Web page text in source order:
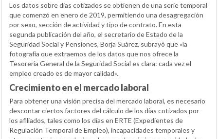
Los datos sobre días cotizados se obtienen de una serie temporal
que comenzó en enero de 2019, permitiendo una desagregación
por sexo, sección de actividad y tipo de contrato. En esta
segunda publicación del año, el secretario de Estado de la
Seguridad Social y Pensiones, Borja Suárez, subrayó que «la
fotografía que extraemos de los datos que nos ofrece la
Tesorería General de la Seguridad Social es clara: cada vez el
empleo creado es de mayor calidad».
Crecimiento en el mercado laboral
Para obtener una visión precisa del mercado laboral, es necesario
descontar ciertos factores del cálculo de los días cotizados por
los afiliados, tales como los días en ERTE (Expedientes de
Regulación Temporal de Empleo), incapacidades temporales y